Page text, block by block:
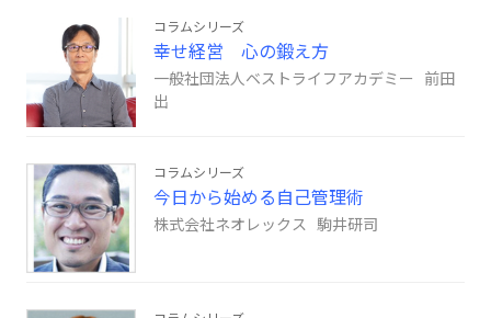
コラムシリーズ
幸せ経営 心の鍛え方
一般社団法人ベストライフアカデミー 前田
出
コラムシリーズ
今日から始める自己管理術
株式会社ネオレックス 駒井研司